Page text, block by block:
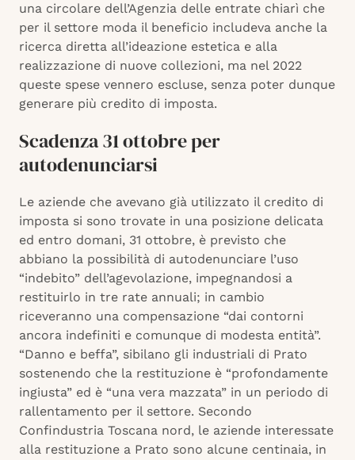
una circolare dell’Agenzia delle entrate chiarì che
per il settore moda il beneficio includeva anche la
ricerca diretta all’ideazione estetica e alla
realizzazione di nuove collezioni, ma nel 2022
queste spese vennero escluse, senza poter dunque
generare più credito di imposta.
Scadenza 31 ottobre per
autodenunciarsi
Le aziende che avevano già utilizzato il credito di
imposta si sono trovate in una posizione delicata
ed entro domani, 31 ottobre, è previsto che
abbiano la possibilità di autodenunciare l’uso
“indebito” dell’agevolazione, impegnandosi a
restituirlo in tre rate annuali; in cambio
riceveranno una compensazione “dai contorni
ancora indefiniti e comunque di modesta entità”.
“Danno e beffa”, sibilano gli industriali di Prato
sostenendo che la restituzione è “profondamente
ingiusta” ed è “una vera mazzata” in un periodo di
rallentamento per il settore. Secondo
Confindustria Toscana nord, le aziende interessate
alla restituzione a Prato sono alcune centinaia, in